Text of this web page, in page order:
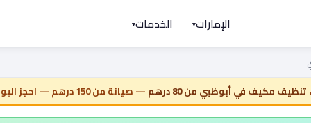
الإمارات▾ الخدمات▾
تنظيف مكيف في أبوظبي من 80 درهم — صيانة من 150 درهم — احجز اليوم